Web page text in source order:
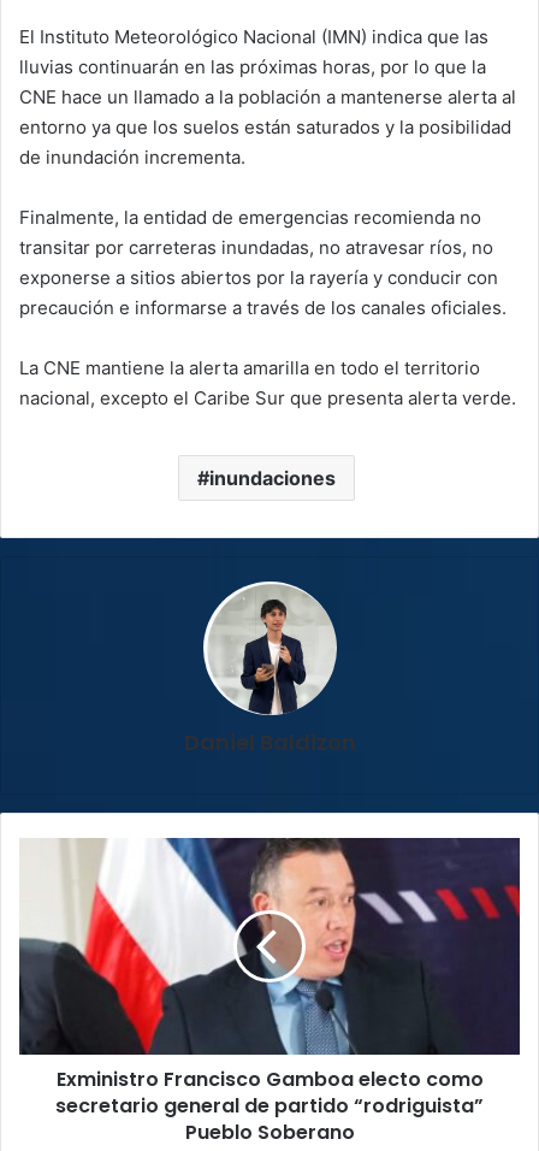
El Instituto Meteorológico Nacional (IMN) indica que las
lluvias continuarán en las próximas horas, por lo que la
CNE hace un llamado a la población a mantenerse alerta al
entorno ya que los suelos están saturados y la posibilidad
de inundación incrementa.
Finalmente, la entidad de emergencias recomienda no
transitar por carreteras inundadas, no atravesar ríos, no
exponerse a sitios abiertos por la rayería y conducir con
precaución e informarse a través de los canales oficiales.
La CNE mantiene la alerta amarilla en todo el territorio
nacional, excepto el Caribe Sur que presenta alerta verde.
inundaciones
Daniel Baldizon
como
secretario
general
partido
“rodriguista”
Pueblo
Exministro Francisco Gamboa electo como
secretario general de partido “rodriguista”
Pueblo Soberano